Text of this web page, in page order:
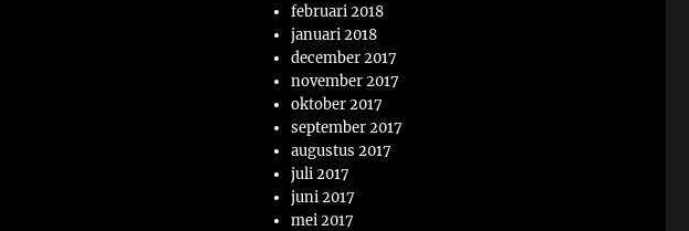
februari 2018
januari 2018
december 2017
november 2017
oktober 2017
september 2017
augustus 2017
juli 2017
juni 2017
mei 2017